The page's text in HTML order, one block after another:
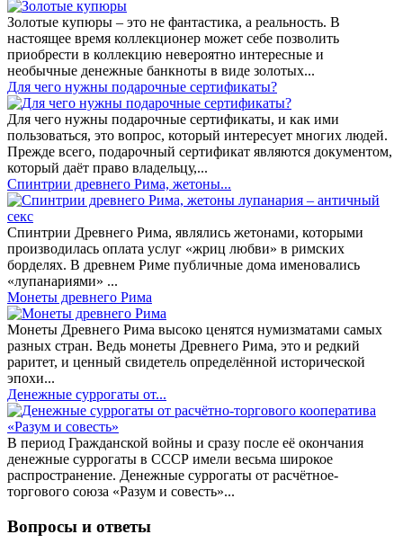
Золотые купюры – это не фантастика, а реальность. В
настоящее время коллекционер может себе позволить
приобрести в коллекцию невероятно интересные и
необычные денежные банкноты в виде золотых...
​Для чего нужны подарочные сертификаты?
Для чего нужны подарочные сертификаты, и как ими
пользоваться, это вопрос, который интересует многих людей.
Прежде всего, подарочный сертификат являются документом,
который даёт право владельцу,...
Спинтрии древнего Рима, жетоны...
Спинтрии Древнего Рима, являлись жетонами, которыми
производилась оплата услуг «жриц любви» в римских
борделях. В древнем Риме публичные дома именовались
«лупанариями» ...
Монеты древнего Рима
Монеты Древнего Рима высоко ценятся нумизматами самых
разных стран. Ведь монеты Древнего Рима, это и редкий
раритет, и ценный свидетель определённой исторической
эпохи...
Денежные суррогаты от...
В период Гражданской войны и сразу после её окончания
денежные суррогаты в СССР имели весьма широкое
распространение. Денежные суррогаты от расчётное-
торгового союза «Разум и совесть»...
Вопросы и ответы